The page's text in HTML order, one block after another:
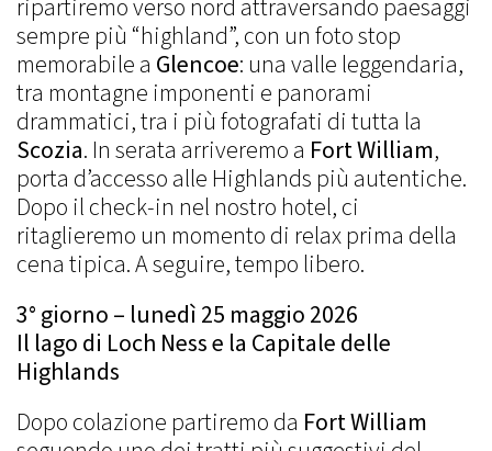
ripartiremo verso nord attraversando paesaggi
sempre più “highland”, con un foto stop
memorabile a Glencoe: una valle leggendaria,
tra montagne imponenti e panorami
drammatici, tra i più fotografati di tutta la
Scozia. In serata arriveremo a Fort William,
porta d’accesso alle Highlands più autentiche.
Dopo il check-in nel nostro hotel, ci
ritaglieremo un momento di relax prima della
cena tipica. A seguire, tempo libero.
3° giorno – lunedì 25 maggio 2026
Il lago di Loch Ness e la Capitale delle
Highlands
Dopo colazione partiremo da Fort William